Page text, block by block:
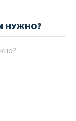
НУЖНО?